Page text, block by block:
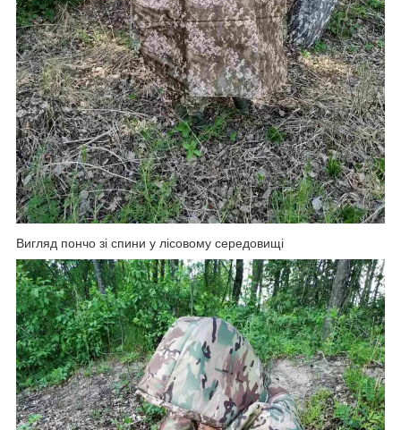
Вигляд пончо зі спини у лісовому середовищі